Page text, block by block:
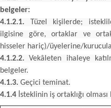
belgeler:
4.1.2.1. Tüzel kişilerde;
ilgisine göre, ortaklar ve
hisseler hariç)/üyelerine/
4.1.2.2. Vekâleten ihaleye
belgeler.
4.1.3. Geçici teminat.
4.1.4 İsteklinin iş ortaklığı